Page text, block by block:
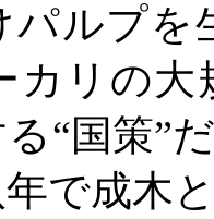
ルプを
カリの
“国策”
年で成木